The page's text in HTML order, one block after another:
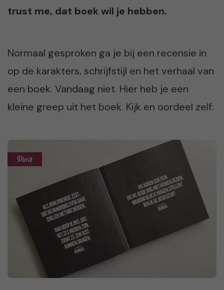
trust me, dat boek wil je hebben.
Normaal gesproken ga je bij een recensie in
op de karakters, schrijfstijl en het verhaal van
een boek. Vandaag niet. Hier heb je een
kleine greep uit het boek. Kijk en oordeel zelf: